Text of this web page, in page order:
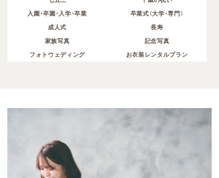
入園・卒園・入学・卒業
卒業式（大学・専門）
成人式
長寿
家族写真
記念写真
フォトウェディング
お衣装レンタルプラン